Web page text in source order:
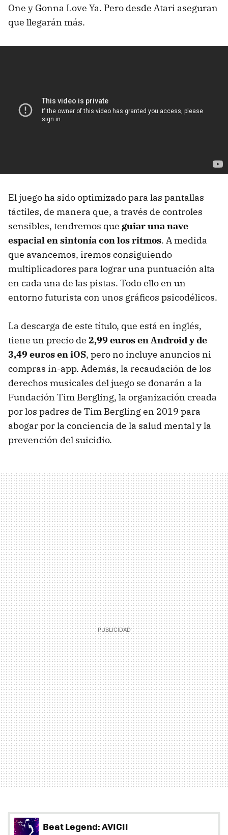
One y Gonna Love Ya. Pero desde Atari aseguran
que llegarán más.
El juego ha sido optimizado para las pantallas
táctiles, de manera que, a través de controles
sensibles, tendremos que guiar una nave
espacial en sintonía con los ritmos. A medida
que avancemos, iremos consiguiendo
multiplicadores para lograr una puntuación alta
en cada una de las pistas. Todo ello en un
entorno futurista con unos gráficos psicodélicos.
La descarga de este título, que está en inglés,
tiene un precio de 2,99 euros en Android y de
3,49 euros en iOS, pero no incluye anuncios ni
compras in-app. Además, la recaudación de los
derechos musicales del juego se donarán a la
Fundación Tim Bergling, la organización creada
por los padres de Tim Bergling en 2019 para
abogar por la conciencia de la salud mental y la
prevención del suicidio.
Beat Legend: AVICII